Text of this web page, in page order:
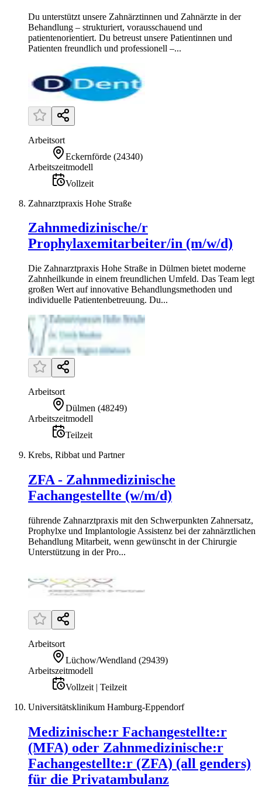
Du unterstützt unsere Zahnärztinnen und Zahnärzte in der
Behandlung – strukturiert, vorausschauend und
patientenorientiert. Du betreust unsere Patientinnen und
Patienten freundlich und professionell –...
Arbeitsort
Eckernförde (24340)
Arbeitszeitmodell
Vollzeit
Zahnarztpraxis Hohe Straße
Zahnmedizinische/r
Prophylaxemitarbeiter/in (m/w/d)
Die Zahnarztpraxis Hohe Straße in Dülmen bietet moderne
Zahnheilkunde in einem freundlichen Umfeld. Das Team legt
großen Wert auf innovative Behandlungsmethoden und
individuelle Patientenbetreuung. Du...
Arbeitsort
Dülmen (48249)
Arbeitszeitmodell
Teilzeit
Krebs, Ribbat und Partner
ZFA - Zahnmedizinische
Fachangestellte (w/m/d)
führende Zahnarztpraxis mit den Schwerpunkten Zahnersatz,
Prophylxe und Implantologie Assistenz bei der zahnärztlichen
Behandlung Mitarbeit, wenn gewünscht in der Chirurgie
Unterstützung in der Pro...
Arbeitsort
Lüchow/Wendland (29439)
Arbeitszeitmodell
Vollzeit | Teilzeit
Universitätsklinikum Hamburg-Eppendorf
Medizinische:r Fachangestellte:r
(MFA) oder Zahnmedizinische:r
Fachangestellte:r (ZFA) (all genders)
für die Privatambulanz